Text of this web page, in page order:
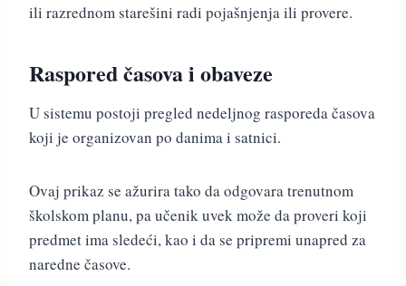
ili razrednom starešini radi pojašnjenja ili provere.
Raspored časova i obaveze
U sistemu postoji pregled nedeljnog rasporeda časova
koji je organizovan po danima i satnici.
Ovaj prikaz se ažurira tako da odgovara trenutnom
školskom planu, pa učenik uvek može da proveri koji
predmet ima sledeći, kao i da se pripremi unapred za
naredne časove.